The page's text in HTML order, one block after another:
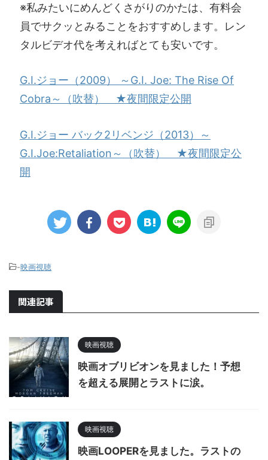
※私みたいにめんどくさがりのかたは、有料会
員でサクッとみることをおすすめします。レン
タルビデオ代を考えればとても安いです。
G.I.ジョー（2009） ～G.I. Joe: The Rise Of
Cobra～（吹替） ★夜間限定公開
G.I.ジョー バック2リベンジ（2013）～
G.I.Joe:Retaliation～（吹替） ★夜間限定公
開
-映画視聴
関連記事
映画視聴
映画オブリビオンを見ました！予想
を超える展開とラストに涙。
映画視聴
映画LOOPERを見ました。ラストの